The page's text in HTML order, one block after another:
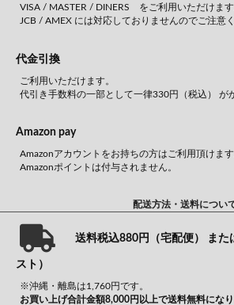
VISA / MASTER / DINERS をご利用いただけます
JCB / AMEX には対応しておりませんのでご注意く
代金引換
ご利用いただけます。
代引き手数料の一部として一律330円（税込） が
Amazon pay
Amazonアカウントをお持ちの方はご利用頂けます
Amazonポイントは付与されません。
配送方法・送料につい
送料税込880円（宅配便） また
スト）
※沖縄・離島は1,760円です。
お買い上げ合計金額8,000円以上で送料無料になり